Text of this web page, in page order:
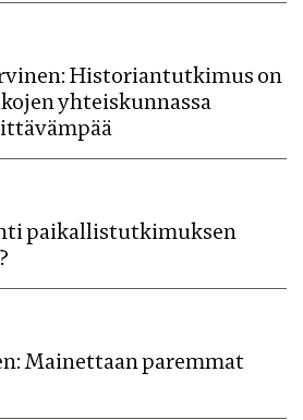
Historiantutkimus on
yhteiskunnassa
paikallistutkimuksen
Mainettaan paremmat